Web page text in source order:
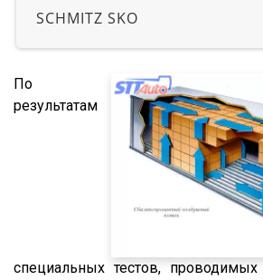
NW 3 S 26 НP KONISCH
PS
952342
SCHMITZ SKO
По
результатам
специальных тестов,